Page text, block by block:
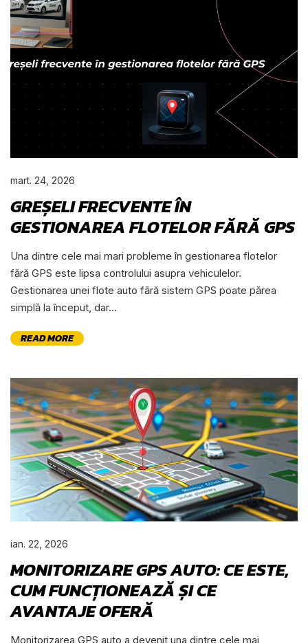
mart. 24, 2026
GREȘELI FRECVENTE ÎN
GESTIONAREA FLOTELOR FĂRĂ GPS
Una dintre cele mai mari probleme în gestionarea flotelor
fără GPS este lipsa controlului asupra vehiculelor.
Gestionarea unei flote auto fără sistem GPS poate părea
simplă la început, dar...
READ MORE
ian. 22, 2026
MONITORIZARE GPS AUTO: CE ESTE,
CUM FUNCȚIONEAZĂ ȘI CE
AVANTAJE OFERĂ
Monitorizarea GPS auto a devenit una dintre cele mai